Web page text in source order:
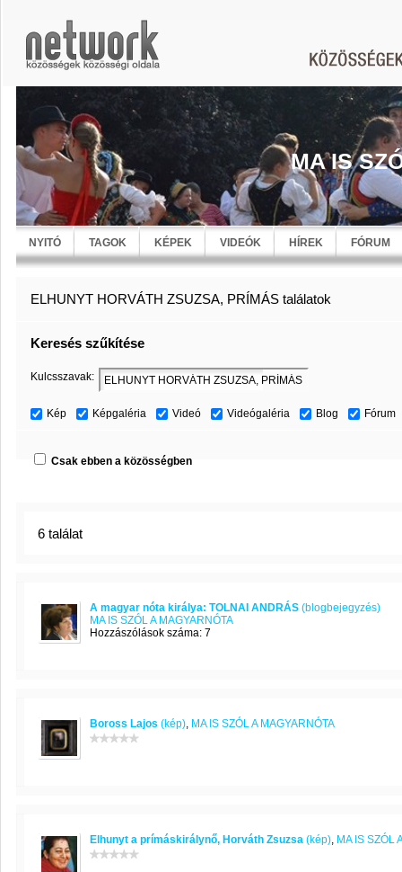
MA IS
NYITÓ TAGOK KÉPEK VIDEÓK HÍREK FÓRUM
ELHUNYT HORVÁTH ZSUZSA, PRÍMÁS találatok
Keresés szűkítése
Kulcsszavak:
Kép Képgaléria Videó Videógaléria Blog Fórum
Csak ebben a közösségben
6 találat
A magyar nóta királya: TOLNAI ANDRÁS (blogbejegyzés)
MA IS SZÓL A MAGYARNÓTA
Hozzászólások száma: 7
Boross Lajos (kép), MA IS SZÓL A MAGYARNÓTA
Elhunyt a prímáskirálynő, Horváth Zsuzsa (kép), MA IS SZÓL